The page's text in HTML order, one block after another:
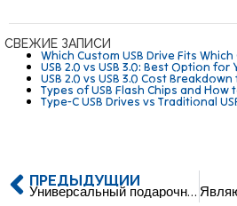
СВЕЖИЕ ЗАПИСИ
Which Custom USB Drive Fits
USB 2.0 vs USB 3.0: Best Option for
USB 2.0 vs USB 3.0 Cost
Types of USB Flash Chips and How
Type-C USB Drives vs Traditional
ПРЕДЫДУЩИЙ Универсальный подарочный набор: USB-накопитель + ручка + изолированный тумблер + блокнот